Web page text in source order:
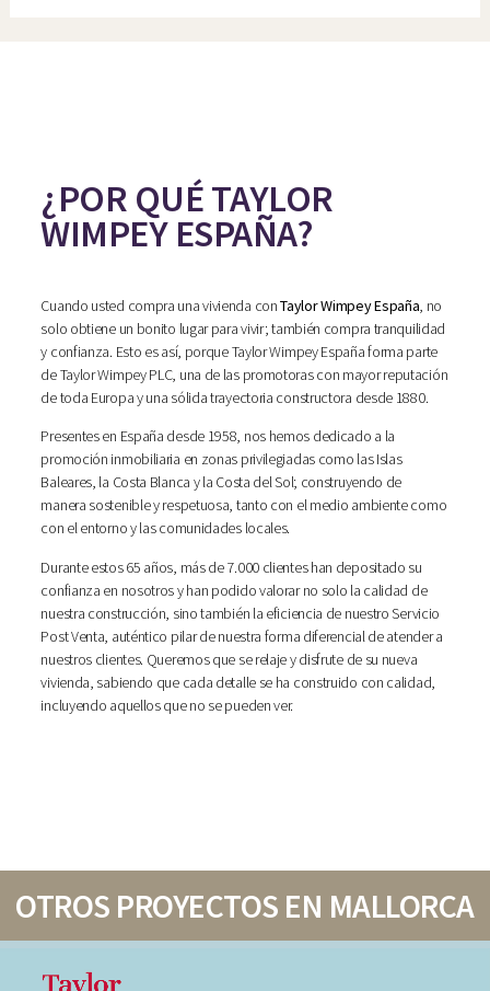
¿POR QUÉ TAYLOR
WIMPEY ESPAÑA?
Cuando usted compra una vivienda conTaylor Wimpey España, no
solo obtiene un bonito lugar para vivir; también compra tranquilidad
y confianza. Esto es así, porque Taylor Wimpey España forma parte
de Taylor Wimpey PLC, una de las promotoras con mayor reputación
de toda Europa y una sólida trayectoria constructora desde 1880.
Presentes en España desde 1958, nos hemos dedicado a la
promoción inmobiliaria en zonas privilegiadas como las Islas
Baleares, la Costa Blanca y la Costa del Sol; construyendo de
manera sostenible y respetuosa, tanto con el medio ambiente como
con el entorno y las comunidades locales.
Durante estos 65 años, más de 7.000 clientes han depositado su
confianza en nosotros y han podido valorar no solo la calidad de
nuestra construcción, sino también la eficiencia de nuestro Servicio
Post Venta, auténtico pilar de nuestra forma diferencial de atender a
nuestros clientes. Queremos que se relaje y disfrute de su nueva
vivienda, sabiendo que cada detalle se ha construido con calidad,
incluyendo aquellos que no se pueden ver.
OTROS PROYECTOS EN MALLORCA